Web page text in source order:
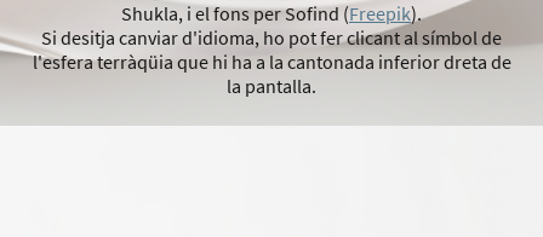
Shukla, i el fons per Sofind (Freepik).
Si desitja canviar d'idioma, ho pot fer clicant al símbol de
l'esfera terràqüia que hi ha a la cantonada inferior dreta de
la pantalla.